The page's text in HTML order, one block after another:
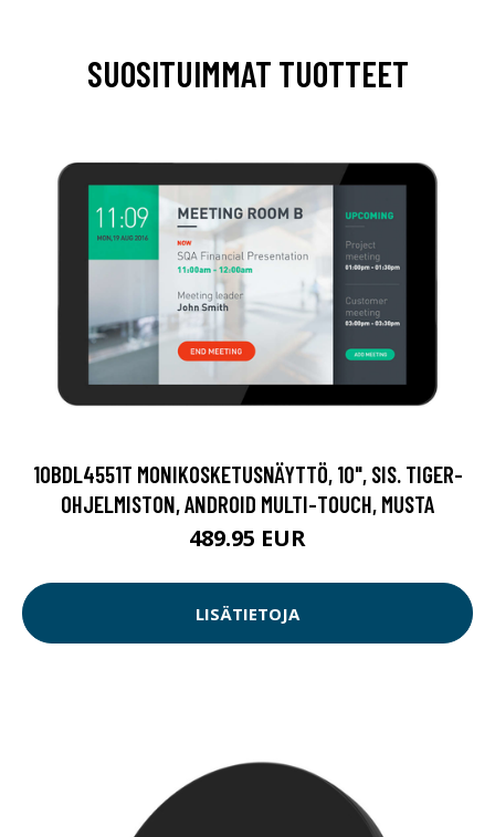
SUOSITUIMMAT TUOTTEET
10BDL4551T MONIKOSKETUSNÄYTTÖ, 10", SIS. TIGER-
OHJELMISTON, ANDROID MULTI-TOUCH, MUSTA
489.95 EUR
LISÄTIETOJA